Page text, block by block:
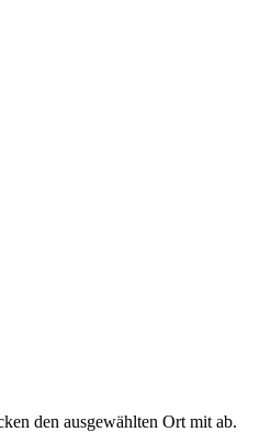
den ausgewählten Ort mit ab.